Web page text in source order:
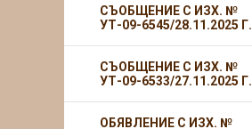
СЪОБЩЕНИЕ С ИЗХ. №
УТ-09-6545/28.11.2025 Г.
СЪОБЩЕНИЕ С ИЗХ. №
УТ-09-6533/27.11.2025 Г.
ОБЯВЛЕНИЕ С ИЗХ. №